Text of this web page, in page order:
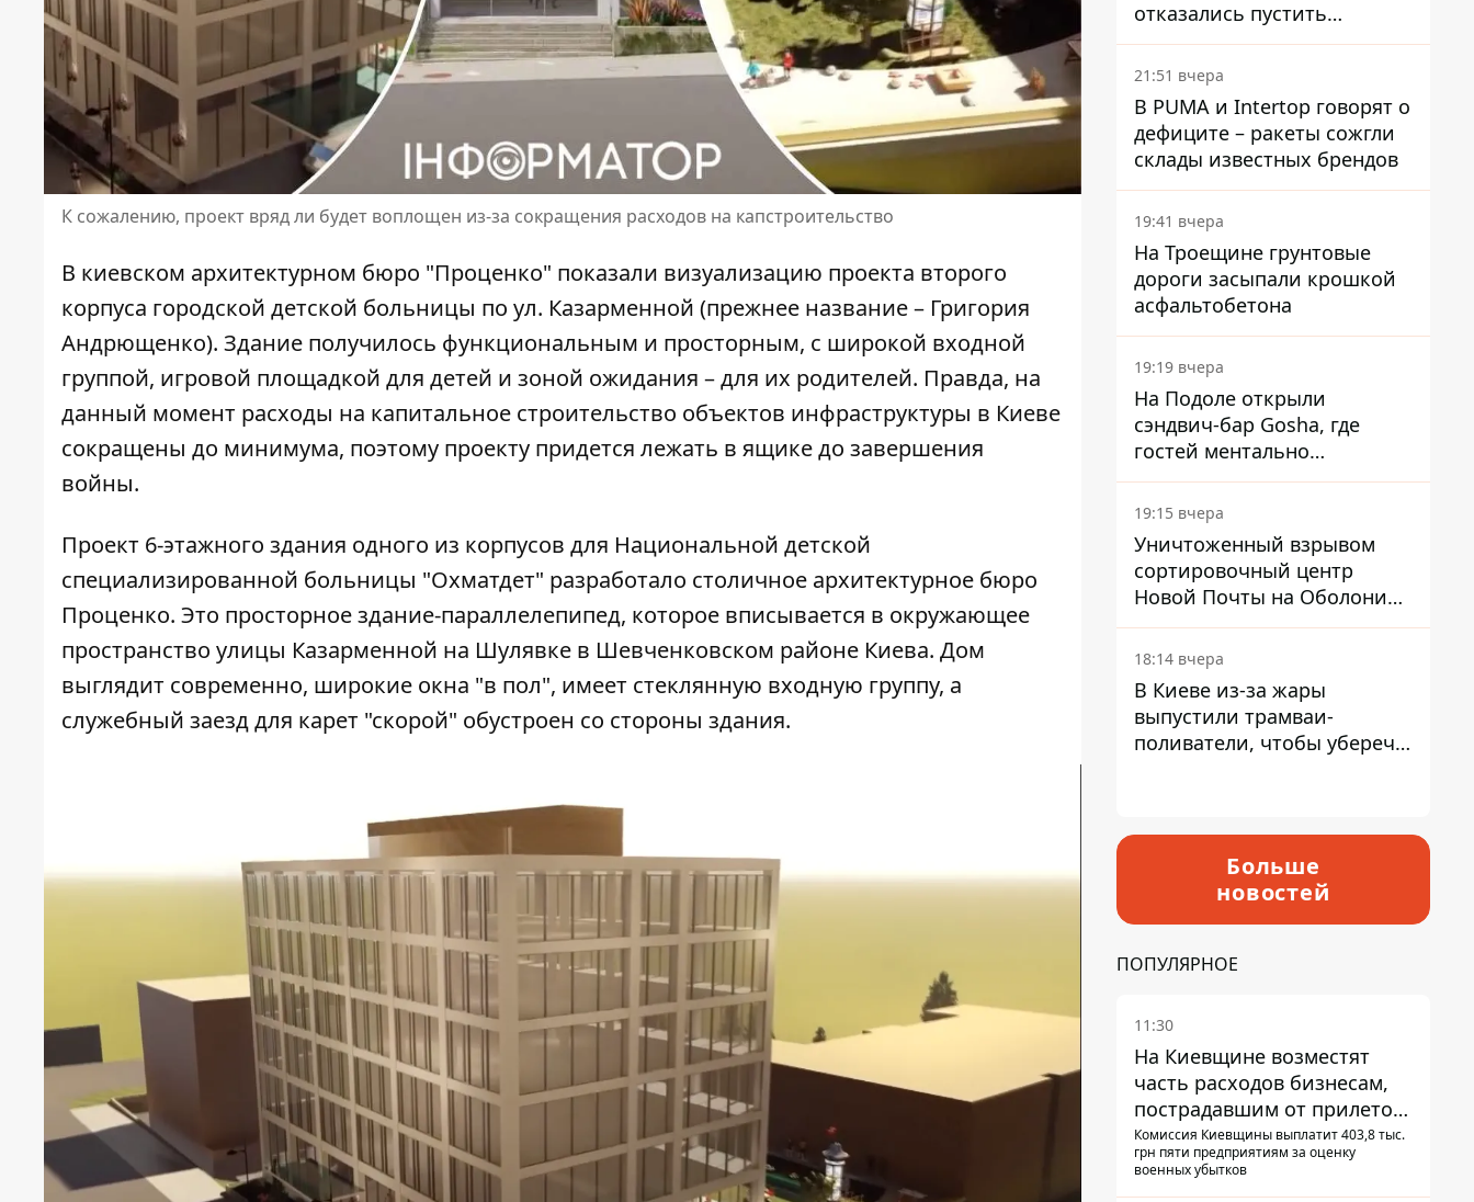
К сожалению, проект вряд ли будет воплощен из-за сокращения расходов на капстроительство
В киевском архитектурном бюро "Проценко" показали визуализацию проекта второго
корпуса городской детской больницы по ул. Казарменной (прежнее название – Григория
Андрющенко). Здание получилось функциональным и просторным, с широкой входной
группой, игровой площадкой для детей и зоной ожидания – для их родителей. Правда, на
данный момент расходы на капитальное строительство объектов инфраструктуры в Киеве
сокращены до минимума, поэтому проекту придется лежать в ящике до завершения
войны.
Проект 6-этажного здания одного из корпусов для Национальной детской
специализированной больницы "Охматдет" разработало столичное архитектурное бюро
Проценко. Это просторное здание-параллелепипед, которое вписывается в окружающее
пространство улицы Казарменной на Шулявке в Шевченковском районе Киева. Дом
выглядит современно, широкие окна "в пол", имеет стеклянную входную группу, а
служебный заезд для карет "скорой" обустроен со стороны здания.
отказались пустить
комиссию по охране
памятников на территорию
21:51 вчера
В PUMA и Intertop говорят о
дефиците – ракеты сожгли
склады известных брендов
19:41 вчера
На Троещине грунтовые
дороги засыпали крошкой
асфальтобетона
19:19 вчера
На Подоле открыли
сэндвич-бар Gosha, где
гостей ментально
разгружает акула
19:15 вчера
Уничтоженный взрывом
сортировочный центр
Новой Почты на Оболони
заработал – выдают
посылки
18:14 вчера
В Киеве из-за жары
выпустили трамваи-
поливатели, чтобы уберечь
Больше
новостей
ПОПУЛЯРНОЕ
11:30
На Киевщине возместят
часть расходов бизнесам,
пострадавшим от прилетов
ракет
Комиссия Киевщины выплатит 403,8 тыс.
грн пяти предприятиям за оценку
военных убытков